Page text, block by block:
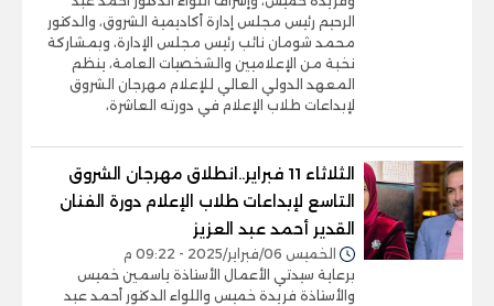
الرحيم رئيس مجلس إدارة أكاديمية الشروق، والدكتور
محمد شومان نائب رئيس مجلس الإدارة، وبمشاركة
نخبة من الإعلاميين والشخصيات العامة، ينظم
المعهد الدولي العالي للإعلام مهرجان الشروق
لإبداعات طلاب الإعلام في دورته العاشرة،
الثلاثاء 11 فبراير..انطلاق مهرجان الشروق
التاسع لإبداعات طلاب الإعلام دورة الفنان
القدير أحمد عبد العزيز
الخميس 06/فبراير/2025 - 09:22 م
برعاية سيدتي الأعمال الأستاذة ياسمين خميس
والأستاذة فريدة خميس واللواء الدكتور أحمد عبد